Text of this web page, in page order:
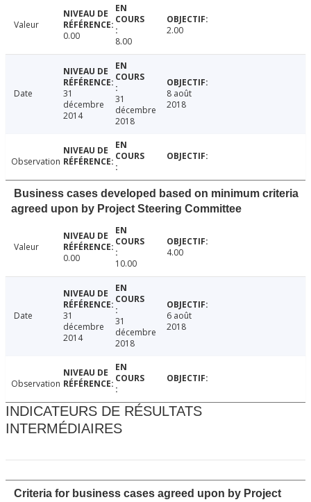
Valeur
0.00
8.00
2.00
Date
31
décembre
2014
31
décembre
2018
8 août
2018
Observation
Business cases developed based on minimum criteria
agreed upon by Project Steering Committee
Valeur
0.00
10.00
4.00
Date
31
décembre
2014
31
décembre
2018
6 août
2018
Observation
INDICATEURS DE RÉSULTATS
INTERMÉDIAIRES
Criteria for business cases agreed upon by Project